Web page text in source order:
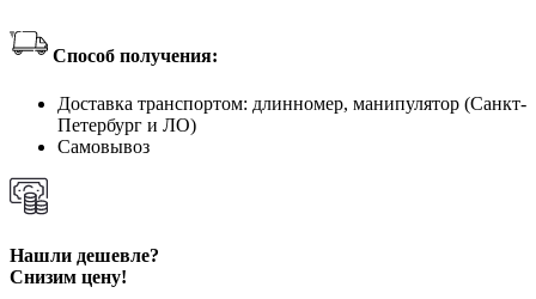
Способ получения:
Доставка транспортом: длинномер, манипулятор (Санкт-
Петербург и ЛО)
Самовывоз
Нашли дешевле?
Снизим цену!